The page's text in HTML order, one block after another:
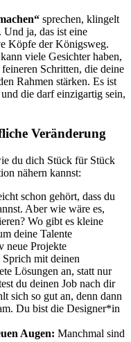
sprechen, klingelt
Und ja, das ist eine
Köpfe der Königsweg.
viele Gesichter haben,
Schritten, die deine
Rahmen stärken. Es ist
die darf einzigartig sein,
Veränderung
du dich Stück für Stück
nähern kannst:
schon gehört, dass du
Aber wie wäre es,
Wo gibt es kleine
deine Talente
neue Projekte
Sprich mit deinen
Lösungen an, statt nur
du deinen Job nach dir
sich so gut an, denn dann
Du bist die Designer*in
Augen: Manchmal sind